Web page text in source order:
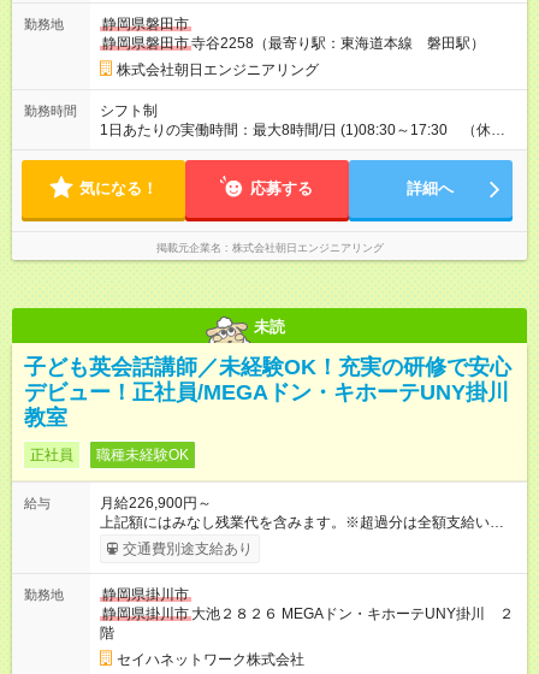
勤務地
静岡県磐田市
静岡県磐田市寺谷2258（最寄り駅：東海道本線 磐田駅）
株式会社朝日エンジニアリング
勤務時間
シフト制
1日あたりの実働時間：最大8時間/日 (1)08:30～17:30 （休憩
60分） (2)16:45～翌08:45 （休憩240分） (3)08:30～翌
ーション勤務となります。 ◇変形労働時間制（週平均実働40時
気になる！ 応募する 詳細へ
掲載元企業名 株式会社朝日エンジニアリング
未読
子ども英会話講師／未経験OK！充実の研修で安心
デビュー！正社員/MEGAドン・キホーテUNY掛川
教室
正社員 職種未経験OK
給与
月給226,900円～
上記額にはみなし残業代を含みます。※超過分は全額支給いたし
ます。 みなし残業代 15,900円／月 みなし残業時間 10時間／月
土日レッスン手当＋1000円 【試用期間】試用期間あり 試用期間
交通費別途支給あり
勤務地
静岡県掛川市
静岡県掛川市 大池２８２６ MEGAドン・キホーテUNY掛川 ２
階
セイハネットワーク株式会社